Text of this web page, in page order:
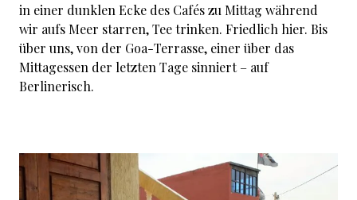
in einer dunklen Ecke des Cafés zu Mittag während
wir aufs Meer starren, Tee trinken. Friedlich hier. Bis
über uns, von der Goa-Terrasse, einer über das
Mittagessen der letzten Tage sinniert – auf
Berlinerisch.